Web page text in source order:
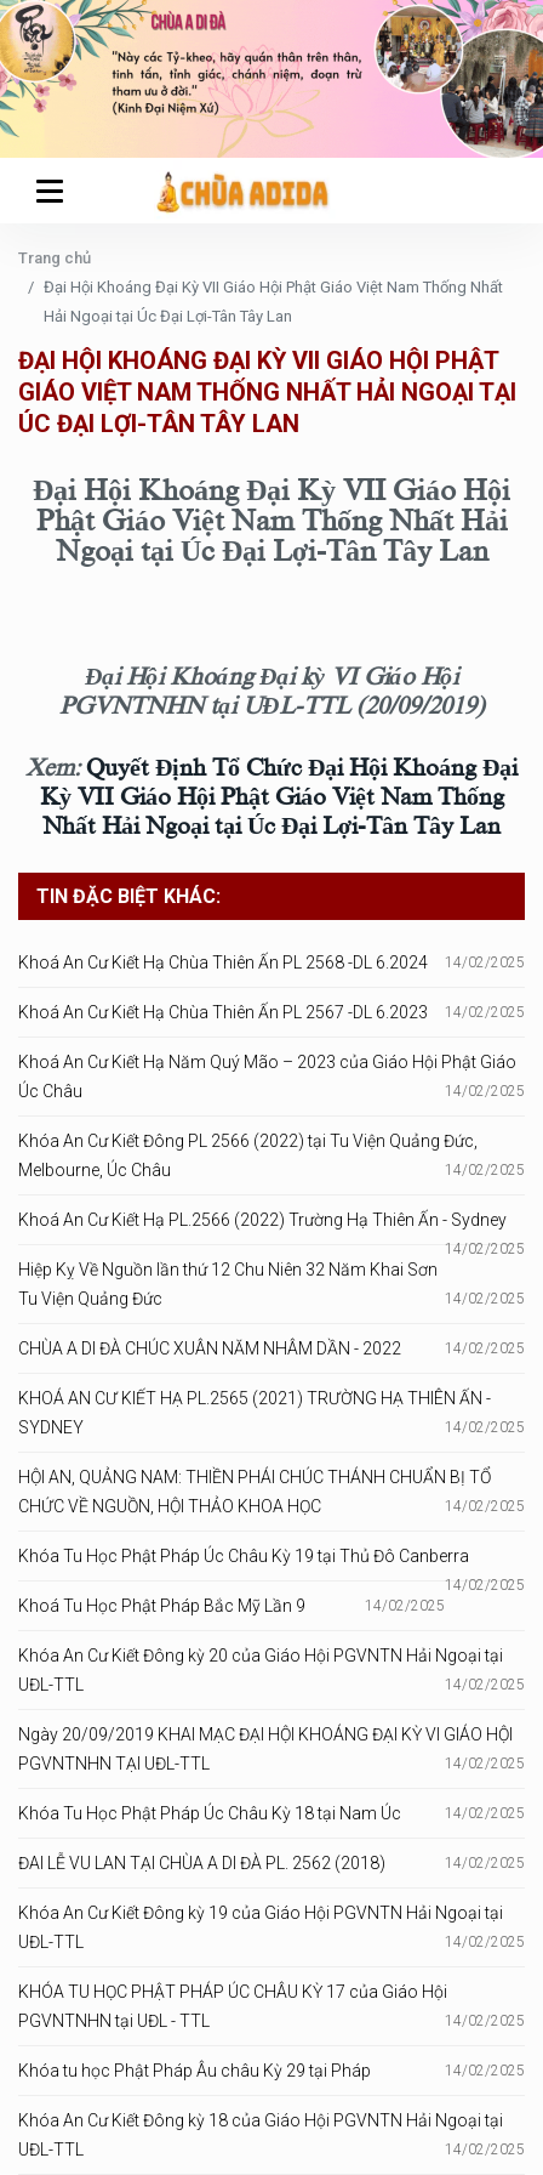
Trang chủ
Đại Hội Khoáng Đại Kỳ VII Giáo Hội Phật Giáo Việt Nam Thống Nhất
Hải Ngoại tại Úc Đại Lợi-Tân Tây Lan
ĐẠI HỘI KHOÁNG ĐẠI KỲ VII GIÁO HỘI PHẬT
GIÁO VIỆT NAM THỐNG NHẤT HẢI NGOẠI TẠI
ÚC ĐẠI LỢI-TÂN TÂY LAN
Đại Hội Khoáng Đại Kỳ VII Giáo Hội
Phật Giáo Việt Nam Thống Nhất Hải
Ngoại tại Úc Đại Lợi-Tân Tây Lan
Đại Hội Khoáng Đại kỳ VI Giáo Hội
PGVNTNHN tại UĐL-TTL (20/09/2019)
Xem:Quyết Định Tổ Chức Đại Hội Khoáng Đại
Kỳ VII Giáo Hội Phật Giáo Việt Nam Thống
Nhất Hải Ngoại tại Úc Đại Lợi-Tân Tây Lan
TIN ĐẶC BIỆT KHÁC:
Khoá An Cư Kiết Hạ Chùa Thiên Ấn PL 2568 -DL 6.2024 14/02/2025
Khoá An Cư Kiết Hạ Chùa Thiên Ấn PL 2567 -DL 6.2023 14/02/2025
Khoá An Cư Kiết Hạ Năm Quý Mão – 2023 của Giáo Hội Phật Giáo
Úc Châu
14/02/2025
Khóa An Cư Kiết Đông PL 2566 (2022) tại Tu Viện Quảng Đức,
Melbourne, Úc Châu
14/02/2025
Khoá An Cư Kiết Hạ PL.2566 (2022) Trường Hạ Thiên Ấn - Sydney
14/02/2025
Hiệp Kỵ Về Nguồn lần thứ 12 Chu Niên 32 Năm Khai Sơn
Tu Viện Quảng Đức
14/02/2025
CHÙA A DI ĐÀ CHÚC XUÂN NĂM NHÂM DẦN - 2022 14/02/2025
KHOÁ AN CƯ KIẾT HẠ PL.2565 (2021) TRƯỜNG HẠ THIÊN ẤN -
SYDNEY
14/02/2025
HỘI AN, QUẢNG NAM: THIỀN PHÁI CHÚC THÁNH CHUẨN BỊ TỔ
CHỨC VỀ NGUỒN, HỘI THẢO KHOA HỌC
14/02/2025
Khóa Tu Học Phật Pháp Úc Châu Kỳ 19 tại Thủ Đô Canberra
14/02/2025
Khoá Tu Học Phật Pháp Bắc Mỹ Lần 9 14/02/2025
Khóa An Cư Kiết Đông kỳ 20 của Giáo Hội PGVNTN Hải Ngoại tại
UĐL-TTL
14/02/2025
Ngày 20/09/2019 KHAI MẠC ĐẠI HỘI KHOÁNG ĐẠI KỲ VI GIÁO HỘI
PGVNTNHN TẠI UĐL-TTL
14/02/2025
Khóa Tu Học Phật Pháp Úc Châu Kỳ 18 tại Nam Úc 14/02/2025
ĐAI LỄ VU LAN TẠI CHÙA A DI ĐÀ PL. 2562 (2018) 14/02/2025
Khóa An Cư Kiết Đông kỳ 19 của Giáo Hội PGVNTN Hải Ngoại tại
UĐL-TTL
14/02/2025
KHÓA TU HỌC PHẬT PHÁP ÚC CHÂU KỲ 17 của Giáo Hội
PGVNTNHN tại UĐL - TTL
14/02/2025
Khóa tu học Phật Pháp Âu châu Kỳ 29 tại Pháp 14/02/2025
Khóa An Cư Kiết Đông kỳ 18 của Giáo Hội PGVNTN Hải Ngoại tại
UĐL-TTL
14/02/2025